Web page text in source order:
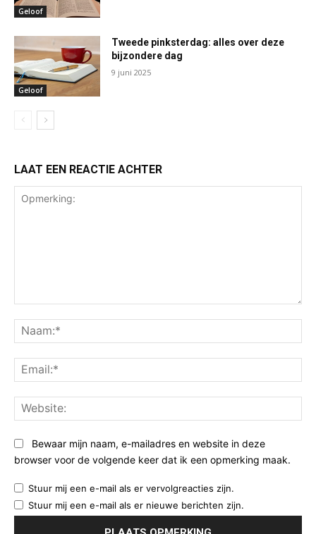
Geloof
Geloof
Tweede pinksterdag: alles over deze
bijzondere dag
9 juni 2025
LAAT EEN REACTIE ACHTER
Bewaar mijn naam, e-mailadres en website in deze
browser voor de volgende keer dat ik een opmerking maak.
Stuur mij een e-mail als er vervolgreacties zijn.
Stuur mij een e-mail als er nieuwe berichten zijn.